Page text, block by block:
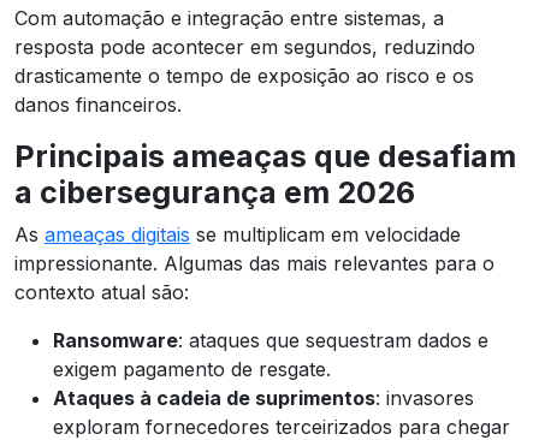
Com automação e integração entre sistemas, a
resposta pode acontecer em segundos, reduzindo
drasticamente o tempo de exposição ao risco e os
danos financeiros.
Principais ameaças que desafiam
a cibersegurança em 2026
As ameaças digitais se multiplicam em velocidade
impressionante. Algumas das mais relevantes para o
contexto atual são:
Ransomware: ataques que sequestram dados e
exigem pagamento de resgate.
Ataques à cadeia de suprimentos: invasores
exploram fornecedores terceirizados para chegar